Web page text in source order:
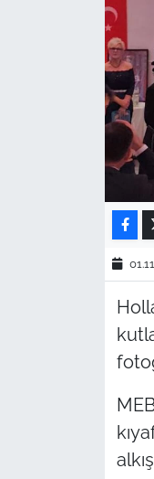
RESMİ İLAN
KIRKLARELİ
ÇANAKKALE
TÜRKİYE